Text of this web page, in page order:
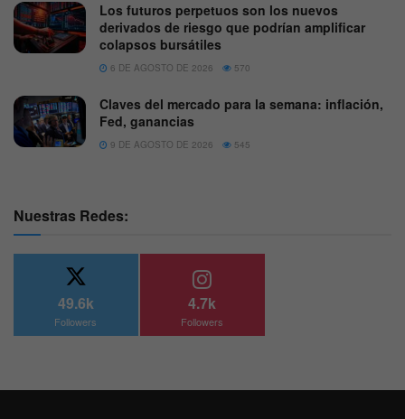
Los futuros perpetuos son los nuevos
derivados de riesgo que podrían amplificar
colapsos bursátiles
6 DE AGOSTO DE 2026 570
Claves del mercado para la semana: inflación,
Fed, ganancias
9 DE AGOSTO DE 2026 545
Nuestras Redes:
49.6k
Followers
4.7k
Followers